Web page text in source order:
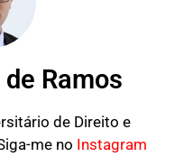
Ramos
de Direito e
me no Instagram